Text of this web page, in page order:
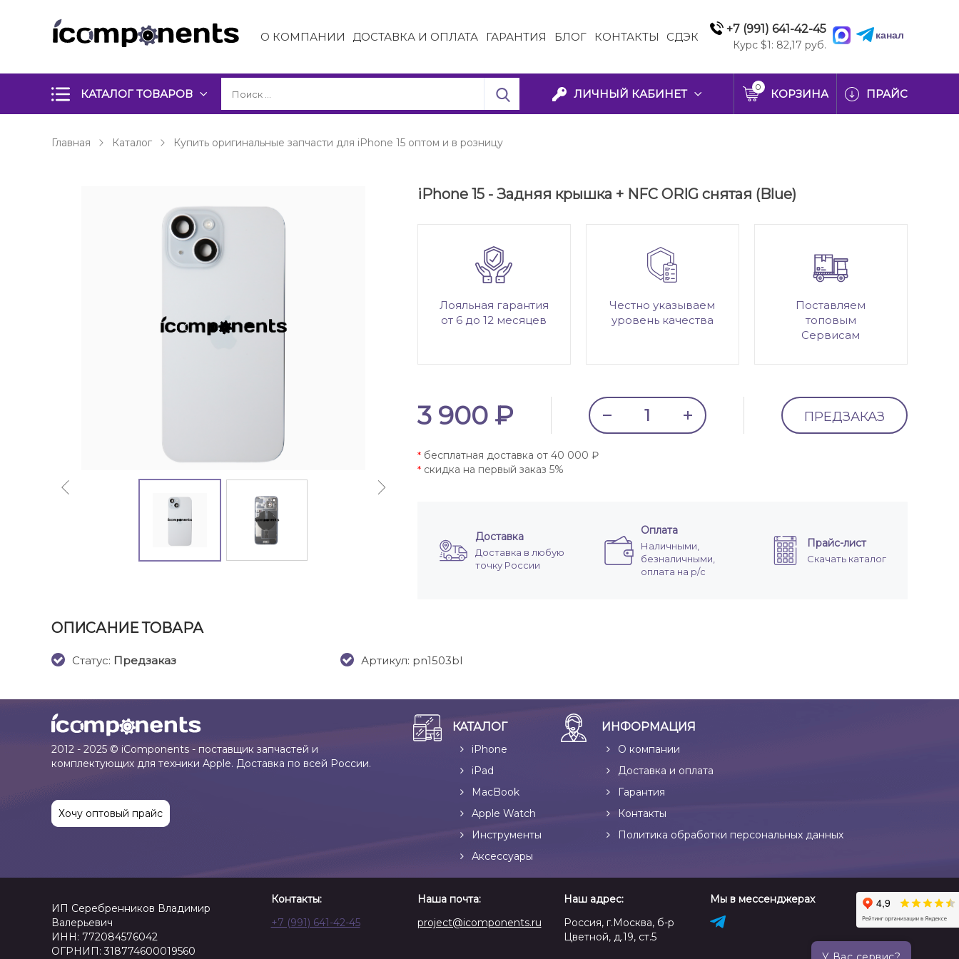
О КОМПАНИИ ДОСТАВКА И ОПЛАТА ГАРАНТИЯ БЛОГ КОНТАКТЫ СДЭК
+7 (991) 641-42-45
Курс $1: 82,17 руб.
канал
КАТАЛОГ ТОВАРОВ ЛИЧНЫЙ КАБИНЕТ
0
КОРЗИНА ПРАЙС
Главная Каталог Купить оригинальные запчасти для iPhone 15 оптом и в розницу
iPhone 15 - Задняя крышка + NFC ORIG снятая (Blue)
Лояльная гарантия
от 6 до 12 месяцев
Честно указываем
уровень качества
Поставляем
топовым
Сервисам
3 900 ₽ ПРЕДЗАКАЗ
*бесплатная доставка от 40 000 ₽
*скидка на первый заказ 5%
Доставка
Доставка в любую
точку России
Оплата
Наличными,
безналичными,
оплата на р/с
Прайс-лист
Скачать каталог
ОПИСАНИЕ ТОВАРА
Cтатус: Предзаказ Артикул: pn1503bl
2012 - 2025 © iComponents - поставщик запчастей и
комплектующих для техники Apple. Доставка по всей России.
Хочу оптовый прайс
КАТАЛОГ
iPhone
iPad
MacBook
Apple Watch
Инструменты
Аксессуары
ИНФОРМАЦИЯ
О компании
Доставка и оплата
Гарантия
Контакты
Политика обработки персональных данных
ИП Серебренников Владимир
Валерьевич
ИНН: 772084576042
ОГРНИП: 318774600019560
Контакты:
+7 (991) 641-42-45
Наша почта:
project@icomponents.ru
Наш адрес:
Россия, г.Москва, б-р
Цветной, д.19, ст.5
Мы в мессенджерах